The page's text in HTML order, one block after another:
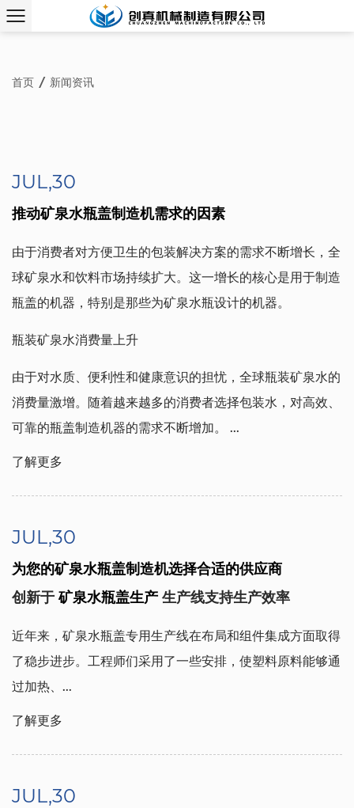
首页 / 新闻资讯
JUL,30
推动矿泉水瓶盖制造机需求的因素
由于消费者对方便卫生的包装解决方案的需求不断增长，全
球矿泉水和饮料市场持续扩大。这一增长的核心是用于制造
瓶盖的机器，特别是那些为矿泉水瓶设计的机器。
瓶装矿泉水消费量上升
由于对水质、便利性和健康意识的担忧，全球瓶装矿泉水的
消费量激增。随着越来越多的消费者选择包装水，对高效、
可靠的瓶盖制造机器的需求不断增加。 ...
了解更多
JUL,30
为您的矿泉水瓶盖制造机选择合适的供应商
创新于矿泉水瓶盖生产 生产线支持生产效率
近年来，矿泉水瓶盖专用生产线在布局和组件集成方面取得
了稳步进步。工程师们采用了一些安排，使塑料原料能够通
过加热、...
了解更多
JUL,30